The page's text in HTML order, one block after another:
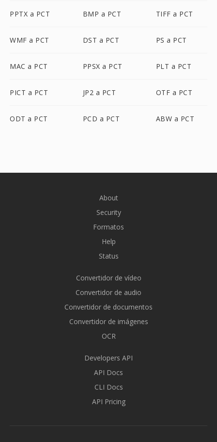
PPTX a PCT BMP a PCT TIFF a PCT
WMF a PCT DST a PCT PS a PCT
MAC a PCT PPSX a PCT PLT a PCT
PICT a PCT JP2 a PCT OTF a PCT
ODT a PCT PCD a PCT ABW a PCT
About
Security
Formatos
Help
Status
Convertidor de vídeo
Convertidor de audio
Convertidor de documentos
Convertidor de imágenes
OCR
Developers API
API Docs
CLI Docs
API Pricing